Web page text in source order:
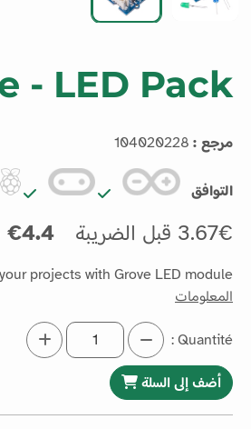
- LED Pack
مرجع :
التوافق
3.67€ قبل الضريبة 4.4€ شامل الضريبة
projects with Grove LED module.
المعلومات
Quantité :
أضف إلى السلة